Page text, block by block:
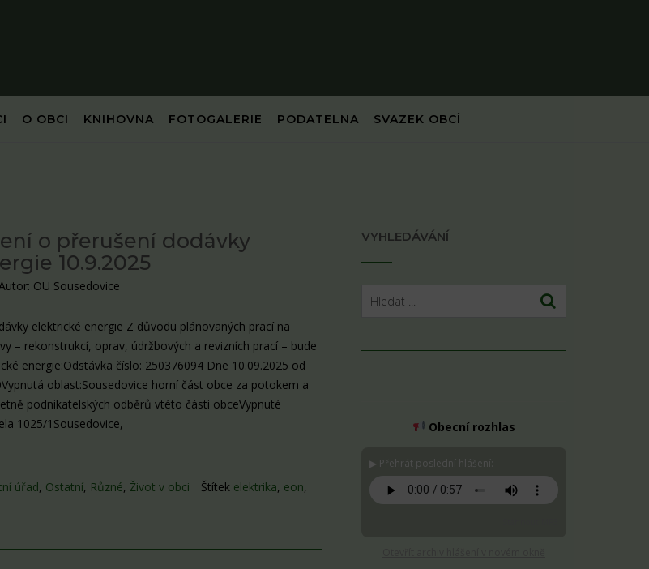
O OBCI KNIHOVNA FOTOGALERIE PODATELNA SVAZEK OBCÍ
o přerušení dodávky
10.9.2025
OU Sousedovice
elektrické energie Z důvodu plánovaných prací na
– rekonstrukcí, oprav, údržbových a revizních prací – bude
energie:Odstávka číslo: 250376094 Dne 10.09.2025 od
oblast:Sousedovice horní část obce za potokem a
podnikatelských odběrů vtéto části obceVypnuté
1025/1Sousedovice,
úřad, Ostatní, Různé, Život v obci Štítek elektrika, eon,
VYHLEDÁVÁNÍ
Obecní rozhlas
▶ Přehrát poslední hlášení: